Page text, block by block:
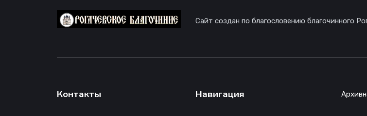
Сайт создан по благословению благочинного
Контакты Навигация